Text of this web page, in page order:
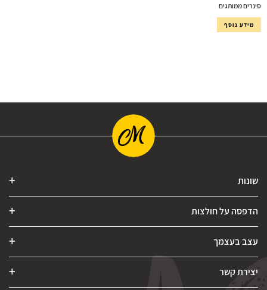
סינרים ממותגים
מידע נוסף
שונות
הדפסה על חולצות
עצב בעצמך
יצירת קשר